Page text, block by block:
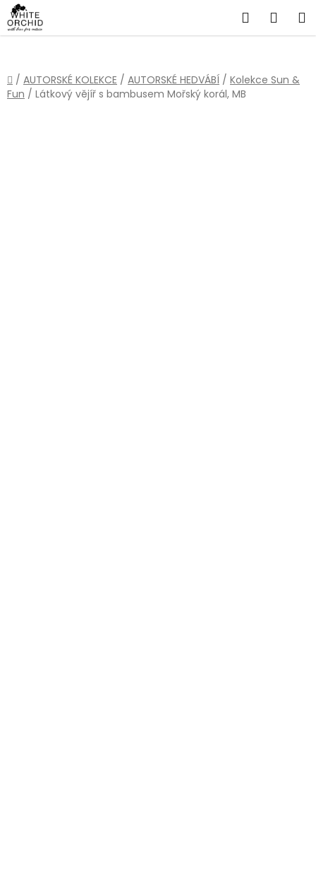
Přejít
na
obsah
Hledat
Domů
/ AUTORSKÉ KOLEKCE / AUTORSKÉ HEDVÁBÍ / Kolekce Sun &
Fun / Látkový vějíř s bambusem Mořský korál, MB